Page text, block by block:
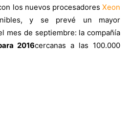
los nuevos procesadores Xeon
y se prevé un mayor
mes de septiembre: la compañía
2016cercanas a las 100.000